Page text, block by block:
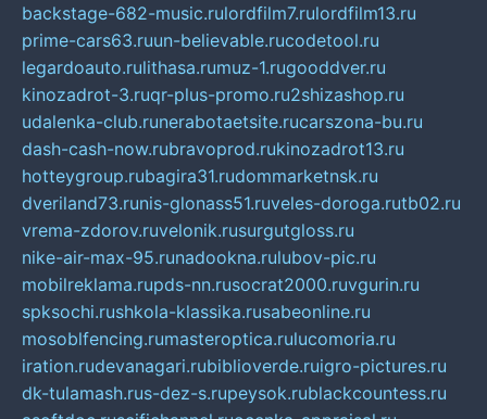
backstage-682-music.rulordfilm7.rulordfilm13.ru
prime-cars63.ruun-believable.rucodetool.ru
legardoauto.rulithasa.rumuz-1.rugooddver.ru
kinozadrot-3.ruqr-plus-promo.ru2shizashop.ru
udalenka-club.runerabotaetsite.rucarszona-bu.ru
dash-cash-now.rubravoprod.rukinozadrot13.ru
hotteygroup.rubagira31.rudommarketnsk.ru
dveriland73.runis-glonass51.ruveles-doroga.rutb02.ru
vrema-zdorov.ruvelonik.rusurgutgloss.ru
nike-air-max-95.runadookna.rulubov-pic.ru
mobilreklama.rupds-nn.rusocrat2000.ruvgurin.ru
spksochi.rushkola-klassika.rusabeonline.ru
mosoblfencing.rumasteroptica.rulucomoria.ru
iration.rudevanagari.rubiblioverde.ruigro-pictures.ru
dk-tulamash.rus-dez-s.rupeysok.rublackcountess.ru